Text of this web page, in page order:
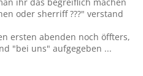
oder sherriff ???" verstand
ersten abenden noch öffters,
"bei uns" aufgegeben ...